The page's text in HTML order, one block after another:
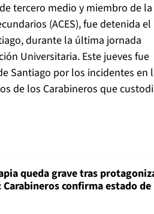
tercero medio y miembro de la
(ACES), fue detenida
durante la última jornada
Universitaria. Este jueves fue
Santiago por los incidentes en
de los Carabineros que
queda grave tras
confirma estado de